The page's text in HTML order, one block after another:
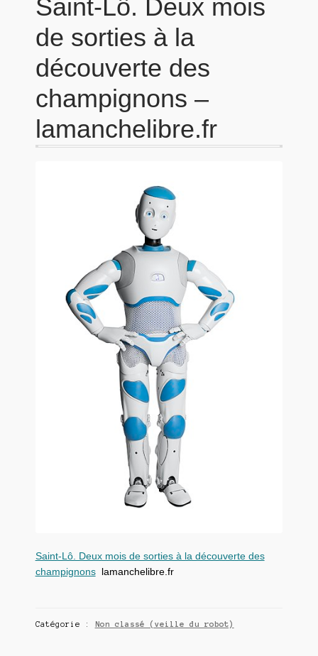
Saint-Lô. Deux mois
de sorties à la
découverte des
champignons –
lamanchelibre.fr
Saint-Lô. Deux mois de sorties à la découverte des
champignonslamanchelibre.fr
Catégorie : Non classé (veille du robot)